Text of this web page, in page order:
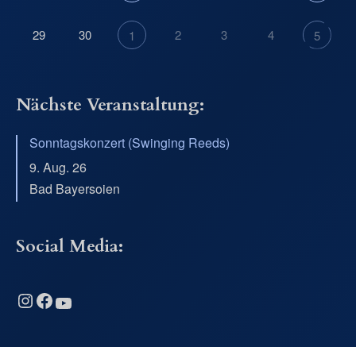
29 30 1 2 3 4 5
Nächste Veranstaltung:
Sonntagskonzert (Swinging Reeds)
9. Aug. 26
Bad Bayersoien
Social Media:
Instagram Facebook YouTube